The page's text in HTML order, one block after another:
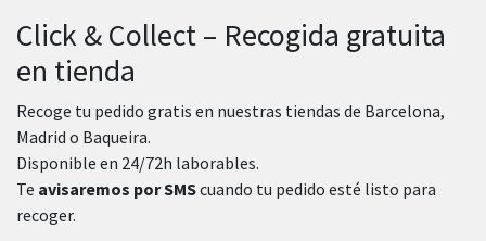
Click & Collect – Recogida gratuita
en tienda
Recoge tu pedido gratis en nuestras tiendas de Barcelona,
Madrid o Baqueira.
Disponible en 24/72h laborables.
Te avisaremos por SMScuando tu pedido esté listo para
recoger.